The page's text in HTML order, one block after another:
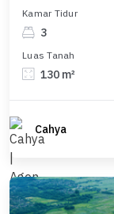
Kamar Tidur
3
Luas Tanah
130 m²
Cahya